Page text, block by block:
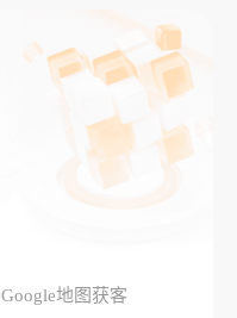
Google地图获客